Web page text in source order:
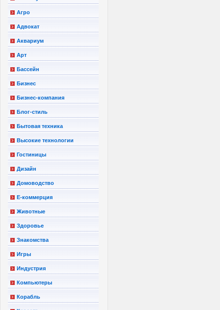
Агро
Адвокат
Аквариум
Арт
Бассейн
Бизнес
Бизнес-компания
Блог-стиль
Бытовая техника
Высокие технологии
Гостиницы
Дизайн
Домоводство
Е-коммерция
Животные
Здоровье
Знакомства
Игры
Индустрия
Компьютеры
Корабль